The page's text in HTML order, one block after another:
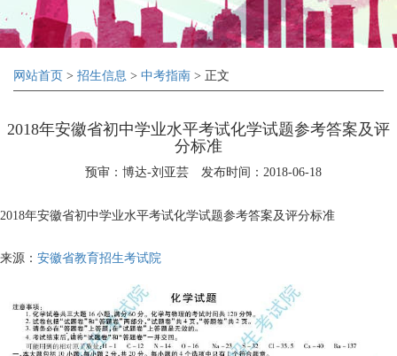
网站首页 > 招生信息 > 中考指南 > 正文
2018年安徽省初中学业水平考试化学试题参考答案及评
分标准
预审：博达-刘亚芸 发布时间：2018-06-18
2018年安徽省初中学业水平考试化学试题参考答案及评分标准
来源： 安徽省教育招生考试院